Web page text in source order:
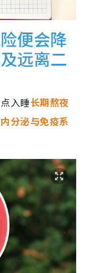
便会降
远离二
入睡长期熬夜
分泌与免疫系